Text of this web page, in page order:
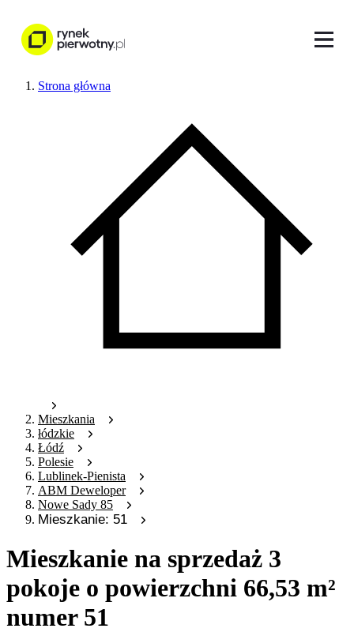
Strona główna
Mieszkania
łódzkie
Łódź
Polesie
Lublinek-Pienista
ABM Deweloper
Nowe Sady 85
Mieszkanie: 51
Mieszkanie na sprzedaż 3
pokoje o powierzchni 66,53 m²
numer 51